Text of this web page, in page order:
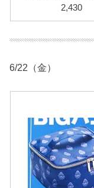
2,430
6/22（金）